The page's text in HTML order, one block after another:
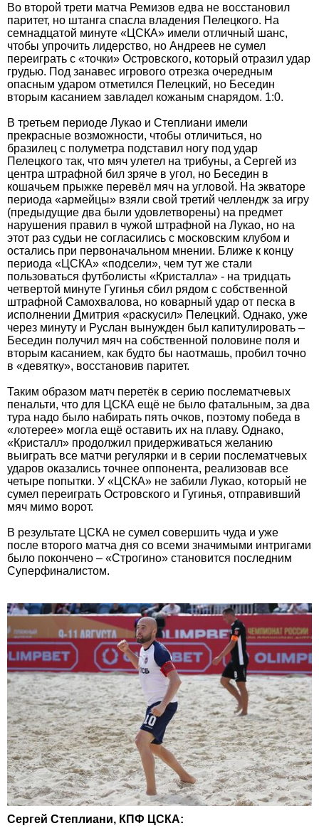
Во второй трети матча Ремизов едва не восстановил
паритет, но штанга спасла владения Пелецкого. На
семнадцатой минуте «ЦСКА» имели отличный шанс,
чтобы упрочить лидерство, но Андреев не сумел
переиграть с «точки» Островского, который отразил удар
грудью. Под занавес игрового отрезка очередным
опасным ударом отметился Пелецкий, но Беседин
вторым касанием завладел кожаным снарядом. 1:0.
В третьем периоде Лукао и Степлиани имели
прекрасные возможности, чтобы отличиться, но
бразилец с полуметра подставил ногу под удар
Пелецкого так, что мяч улетел на трибуны, а Сергей из
центра штрафной бил зряче в угол, но Беседин в
кошачьем прыжке перевёл мяч на угловой. На экваторе
периода «армейцы» взяли свой третий челлендж за игру
(предыдущие два были удовлетворены) на предмет
нарушения правил в чужой штрафной на Лукао, но на
этот раз судьи не согласились с московским клубом и
остались при первоначальном мнении. Ближе к концу
периода «ЦСКА» «подсели», чем тут же стали
пользоваться футболисты «Кристалла» - на тридцать
четвертой минуте Гугинья сбил рядом с собственной
штрафной Самохвалова, но коварный удар от песка в
исполнении Дмитрия «раскусил» Пелецкий. Однако, уже
через минуту и Руслан вынужден был капитулировать –
Беседин получил мяч на собственной половине поля и
вторым касанием, как будто бы наотмашь, пробил точно
в «девятку», восстановив паритет.
Таким образом матч перетёк в серию послематчевых
пенальти, что для ЦСКА ещё не было фатальным, за два
тура надо было набирать пять очков, поэтому победа в
«лотерее» могла ещё оставить их на плаву. Однако,
«Кристалл» продолжил придерживаться желанию
выиграть все матчи регулярки и в серии послематчевых
ударов оказались точнее оппонента, реализовав все
четыре попытки. У «ЦСКА» не забили Лукао, который не
сумел переиграть Островского и Гугинья, отправивший
мяч мимо ворот.
В результате ЦСКА не сумел совершить чуда и уже
после второго матча дня со всеми значимыми интригами
было покончено – «Строгино» становится последним
Суперфиналистом.
Сергей Степлиани, КПФ ЦСКА: